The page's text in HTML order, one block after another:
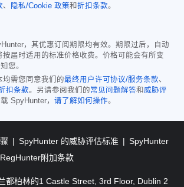
、 隐私/Cookie 政策和折扣条款。
，其优惠订阅期限均有效。期限过后，自动
届时适用的标准价格收费。价格可能会有所变
您。
需您同意我们的最终用户许可协议/服务条款、
扣条款。另请参阅我们的常见问题解答和 威胁评
SpyHunter， 请了解如何操作。
SpyHunter 的威胁评估标准
SpyHunter
RegHunter附加条款
都柏林的1 Castle Street, 3rd Floor, Dublin 2